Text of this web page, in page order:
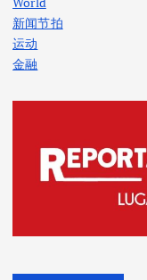
新闻节拍
运动
金融